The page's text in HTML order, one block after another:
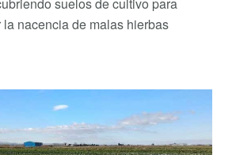
suelos de cultivo para
nacencia de malas hierbas